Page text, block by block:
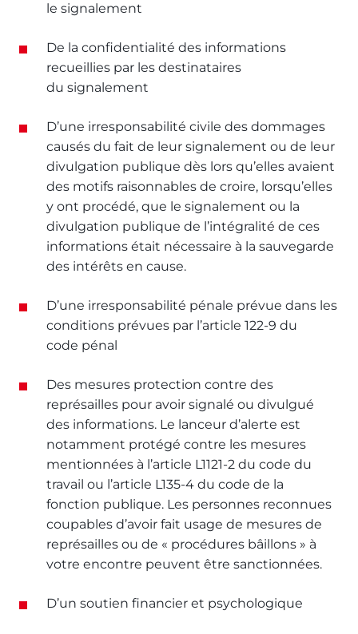
le signalement
De la confidentialité des informations
recueillies par les destinataires
du signalement
D’une irresponsabilité civile des dommages
causés du fait de leur signalement ou de leur
divulgation publique dès lors qu’elles avaient
des motifs raisonnables de croire, lorsqu’elles
y ont procédé, que le signalement ou la
divulgation publique de l’intégralité de ces
informations était nécessaire à la sauvegarde
des intérêts en cause.
D’une irresponsabilité pénale prévue dans les
conditions prévues par l’article 122-9 du
code pénal
Des mesures protection contre des
représailles pour avoir signalé ou divulgué
des informations. Le lanceur d’alerte est
notamment protégé contre les mesures
mentionnées à l’article L1121-2 du code du
travail ou l’article L135-4 du code de la
fonction publique. Les personnes reconnues
coupables d’avoir fait usage de mesures de
représailles ou de « procédures bâillons » à
votre encontre peuvent être sanctionnées.
D’un soutien financier et psychologique